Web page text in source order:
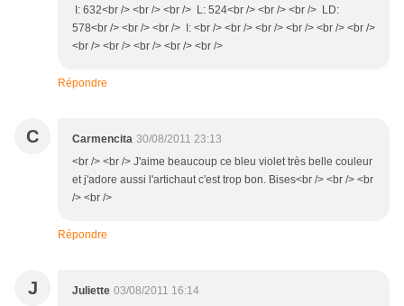
I: 632<br /> <br /> <br /> L: 524<br /> <br /> <br /> LD:
578<br /> <br /> <br /> I: <br /> <br /> <br /> <br /> <br /> <br />
<br /> <br /> <br /> <br /> <br />
Répondre
C Carmencita 30/08/2011 23:13
<br /> <br /> J'aime beaucoup ce bleu violet très belle couleur
et j'adore aussi l'artichaut c'est trop bon. Bises<br /> <br /> <br
/> <br />
Répondre
J Juliette 03/08/2011 16:14